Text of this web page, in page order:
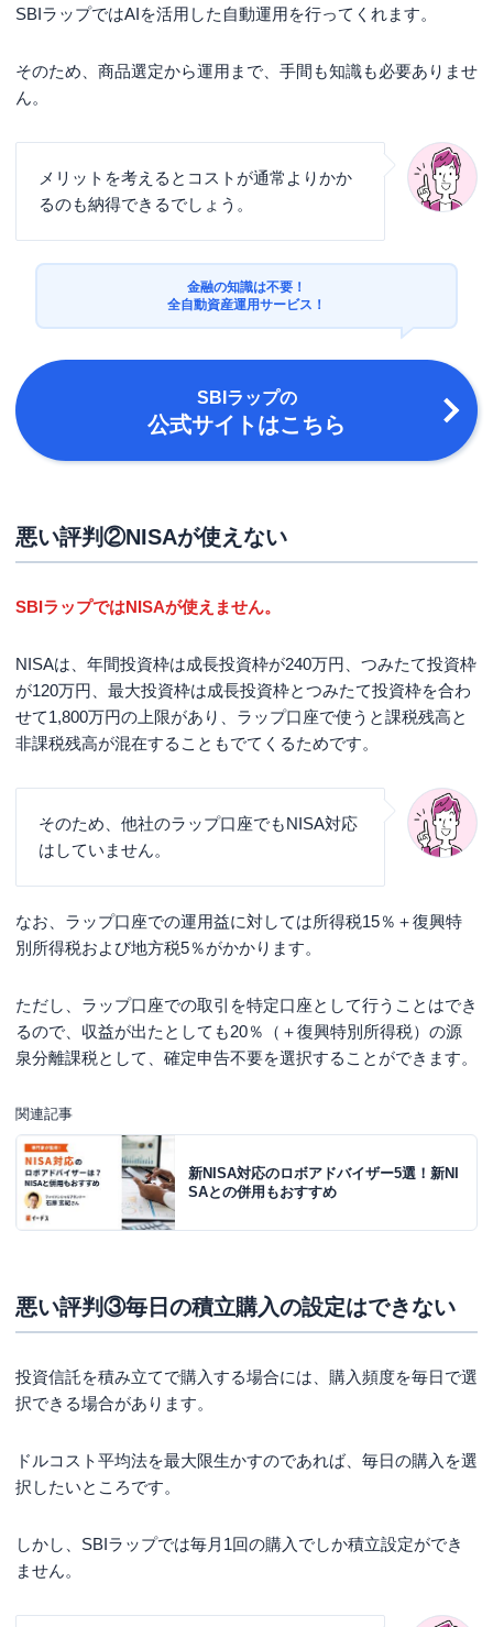
SBIラップではAIを活用した自動運用を行ってくれます。
そのため、商品選定から運用まで、手間も知識も必要ありませ
ん。
メリットを考えるとコストが通常よりかか
るのも納得できるでしょう。
金融の知識は不要！
全自動資産運用サービス！
SBIラップの
公式サイトはこちら
悪い評判②NISAが使えない
SBIラップではNISAが使えません。
NISAは、年間投資枠は成長投資枠が240万円、つみたて投資枠
が120万円、最大投資枠は成長投資枠とつみたて投資枠を合わ
せて1,800万円の上限があり、ラップ口座で使うと課税残高と
非課税残高が混在することもでてくるためです。
そのため、他社のラップ口座でもNISA対応
はしていません。
なお、ラップ口座での運用益に対しては所得税15％＋復興特
別所得税および地方税5％がかかります。
ただし、ラップ口座での取引を特定口座として行うことはでき
るので、収益が出たとしても20％（＋復興特別所得税）の源
泉分離課税として、確定申告不要を選択することができます。
関連記事
新NISA対応のロボアドバイザー5選！新NI
SAとの併用もおすすめ
悪い評判③毎日の積立購入の設定はできない
投資信託を積み立てで購入する場合には、購入頻度を毎日で選
択できる場合があります。
ドルコスト平均法を最大限生かすのであれば、毎日の購入を選
択したいところです。
しかし、SBIラップでは毎月1回の購入でしか積立設定ができ
ません。